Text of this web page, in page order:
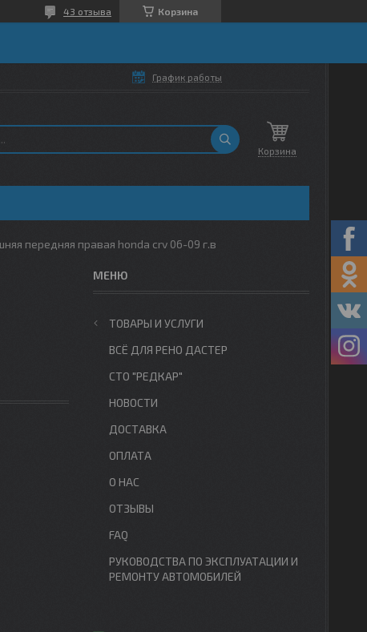
Корзина
43 отзыва
График работы
Корзина
передняя правая honda crv 06-09 г.в
ТОВАРЫ И УСЛУГИ
ВСЁ ДЛЯ РЕНО ДАСТЕР
СТО "РЕДКАР"
НОВОСТИ
ДОСТАВКА
ОПЛАТА
О НАС
ОТЗЫВЫ
FAQ
РУКОВОДСТВА ПО ЭКСПЛУАТАЦИИ И
РЕМОНТУ АВТОМОБИЛЕЙ